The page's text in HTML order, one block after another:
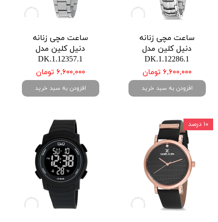
ساعت مچی زنانه
دنیل کلین مدل
DK.1.12286.1
۶,۶۰۰,۰۰۰ تومان
افزودن به سبد خرید
ساعت مچی زنانه
دنیل کلین مدل
DK.1.12357.1
۶,۶۰۰,۰۰۰ تومان
افزودن به سبد خرید
۱۰ درصد